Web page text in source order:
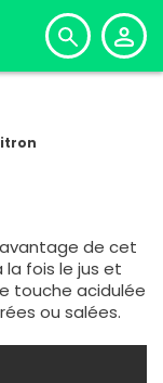
de cet
fois le jus et
touche acidulée
ou salées.